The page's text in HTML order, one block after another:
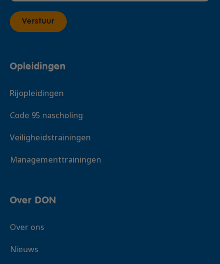
Verstuur
Opleidingen
Rijopleidingen
Code 95 nascholing
Veiligheidstrainingen
Managementtrainingen
Over DON
Over ons
Nieuws